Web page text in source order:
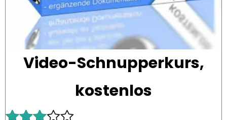
Video-Schnupperkurs,
kostenlos